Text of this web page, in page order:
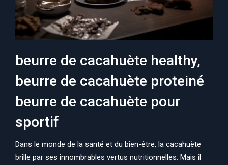
beurre de cacahuète healthy,
beurre de cacahuète proteiné
beurre de cacahuète pour
sportif
Dans le monde de la santé et du bien-être, la cacahuète
brille par ses innombrables vertus nutritionnelles. Mais il